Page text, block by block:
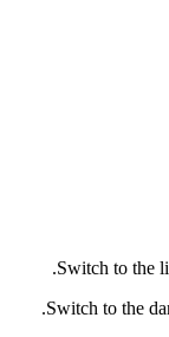
Switch to the
Switch to the